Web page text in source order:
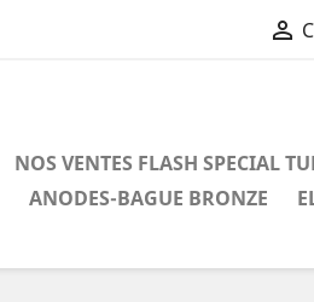

NOS VENTES FLASH SPECIAL
ANODES-BAGUE BRONZE